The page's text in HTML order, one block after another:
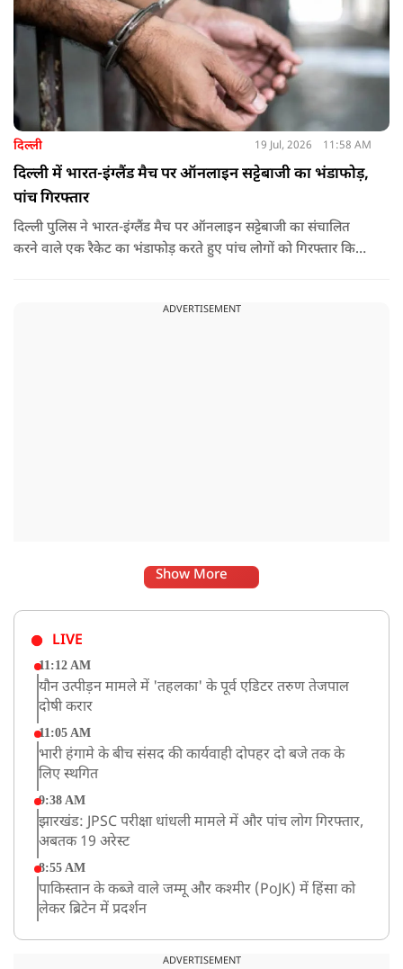
दिल्ली 19 Jul, 2026 11:58 AM
दिल्ली में भारत-इंग्लैंड मैच पर ऑनलाइन सट्टेबाजी का भंडाफोड़,
पांच गिरफ्तार
दिल्ली पुलिस ने भारत-इंग्लैंड मैच पर ऑनलाइन सट्टेबाजी का संचालित
करने वाले एक रैकेट का भंडाफोड़ करते हुए पांच लोगों को गिरफ्तार किया
ADVERTISEMENT
Show More
LIVE
11:12 AM
यौन उत्पीड़न मामले में 'तहलका' के पूर्व एडिटर तरुण तेजपाल
दोषी करार
11:05 AM
भारी हंगामे के बीच संसद की कार्यवाही दोपहर दो बजे तक के
लिए स्थगित
9:38 AM
झारखंड: JPSC परीक्षा धांधली मामले में और पांच लोग गिरफ्तार,
अबतक 19 अरेस्ट
8:55 AM
पाकिस्तान के कब्जे वाले जम्मू और कश्मीर (PoJK) में हिंसा को
लेकर ब्रिटेन में प्रदर्शन
बसपा के इकलौते विधायक उमाशंकर सिंह का देर रात निधन,
ADVERTISEMENT